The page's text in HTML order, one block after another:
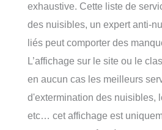
exhaustive. Cette liste de
des nuisibles, un expert anti-
liés peut comporter des
L’affichage sur le site ou le
en aucun cas les meilleurs
d'extermination des nuisibles,
etc… cet affichage est